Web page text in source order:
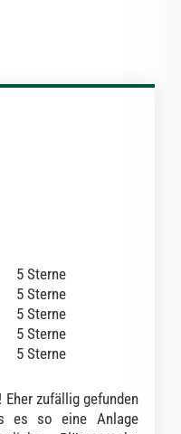
5 Sterne
5 Sterne
5 Sterne
5 Sterne
5 Sterne
zufällig gefunden
es so eine Anlage